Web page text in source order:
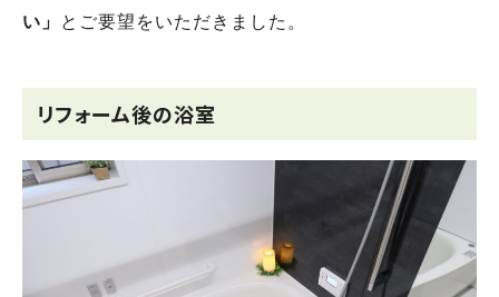
い」
とご要望をいただきました。
リフォーム後の浴室